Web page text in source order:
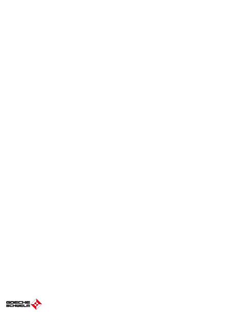
NAZWA
PRODUCENTA: